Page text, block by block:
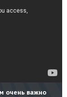
очень важно